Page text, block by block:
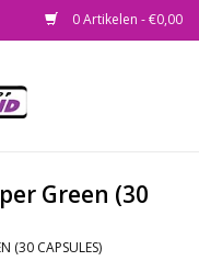
0 Artikelen - €0,00
Green (30
(30 CAPSULES)